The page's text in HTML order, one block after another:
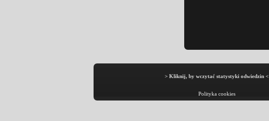
> Kliknij, by wczytać statystyki odwiedzin <
Polityka cookies